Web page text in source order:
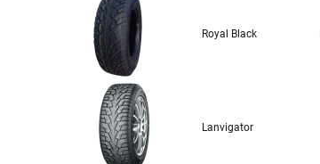
Royal Black
Lanvigator